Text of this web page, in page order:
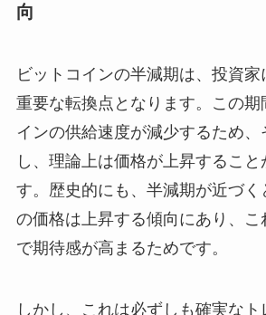
向
ビットコインの半減期は、投資
重要な転換点となります。この期
インの供給速度が減少するため
し、理論上は価格が上昇すること
す。歴史的にも、半減期が近づく
の価格は上昇する傾向にあり、こ
で期待感が高まるためです。
しかし、これは必ずしも確実なト